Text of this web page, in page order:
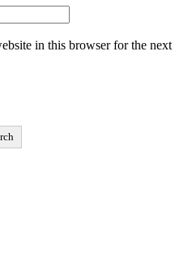
in this browser for the next